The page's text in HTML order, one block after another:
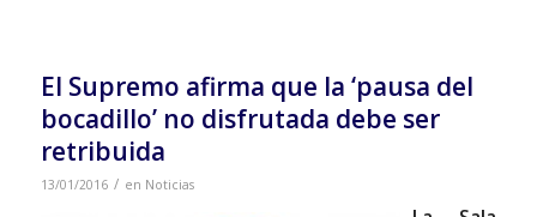
El Supremo afirma que la ‘pausa del
bocadillo’ no disfrutada debe ser
retribuida
13/01/2016 / en Noticias